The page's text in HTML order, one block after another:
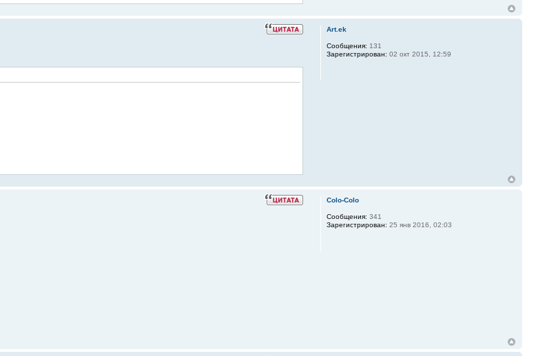
Art.ek
Сообщения: 131
Зарегистрирован: 02 окт 2015, 12:59
Colo-Colo
Сообщения: 341
Зарегистрирован: 25 янв 2016, 02:03